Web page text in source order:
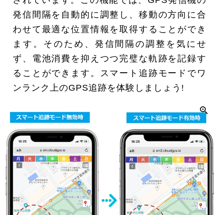
発信間隔を自動的に調整し、移動の方向に合
わせて最適な位置情報を取得することができ
ます。そのため、発信間隔の調整を気にせ
ず、電池消費を抑えつつ完璧な軌跡を記録す
ることができます。スマート追跡モードでワ
ンランク上のGPS追跡を体験しましょう!